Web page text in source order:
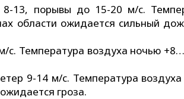
8-13, порывы до 15-20 м/с.
области ожидается сильный
с. Температура воздуха ночью
9-14 м/с. Температура
гроза.